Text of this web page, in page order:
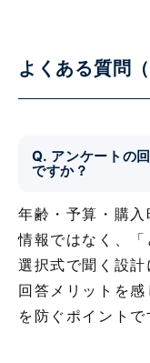
よくある質問（
Q. アンケートの
ですか？
年齢・予算・購
情報ではなく、
選択式で聞く設
回答メリットを
を防ぐポイントで